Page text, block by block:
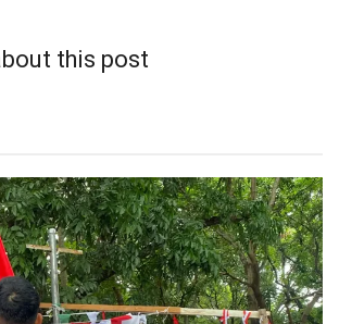
this post